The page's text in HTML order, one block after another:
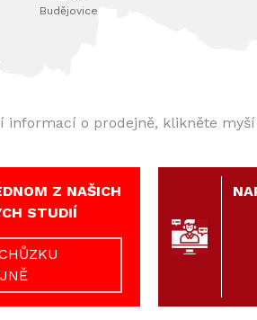
Budějovice
informací o prodejně, klikněte
Z NAŠICH
STUDIÍ